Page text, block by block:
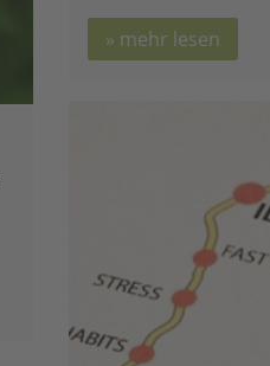
mehr lesen